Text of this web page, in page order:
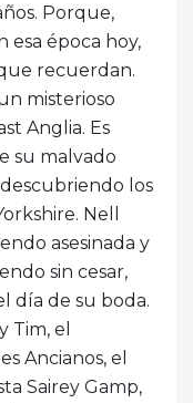
Porque,
época hoy,
recuerdan.
misterioso
Anglia. Es
su malvado
los
Nell
asesinada y
sin cesar,
día de su boda.
Tim, el
Ancianos, el
Sairey Gamp,